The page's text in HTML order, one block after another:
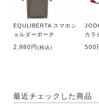
EQULIBERTA スマホシ
ョルダーポーチ
2,980円(税込)
カラ
500
最近チェックした商品